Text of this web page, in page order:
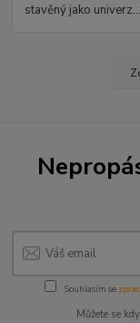
stavěný jako
Souhlasím se
Můžete se